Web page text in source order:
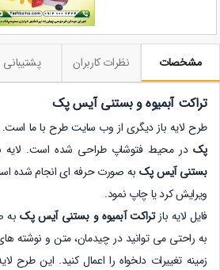
مشخصات نظرات کاربران پشتیبانی
تراکت آبمیوه و بستنی آیس پک
طرح لایه باز دیگری از وب سایت طرح با ما
پک در محیط فتوشاپ طراحی شده است. لایه
بستنی آیس پک به صورت حرفه ای انجام شده
ویرایش کرد یا چاپ نمود.
فایل لایه بازتراکت آبمیوه و بستنی آیس پک به
به راحتی می توانید در چیدمان، متن و نوشته
زمینه تغییرات دلخواه را اعمال کنید. این طرح